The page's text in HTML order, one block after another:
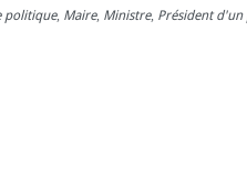
politique, Maire, Ministre, Président